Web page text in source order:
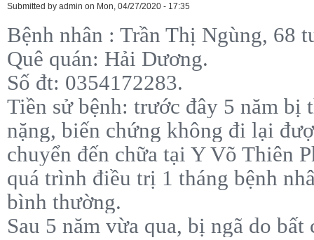
Submitted by admin on Mon, 04/27/2020 - 17:35
Bệnh nhân : Trần Thị Ngùng, 68
Quê quán: Hải Dương.
Số đt: 0354172283.
Tiền sử bệnh: trước đây 5 năm bị
nặng, biến chứng không đi lại
chuyển đến chữa tại Y Võ Thiên
quá trình điều trị 1 tháng bệnh
bình thường.
Sau 5 năm vừa qua, bị ngã do